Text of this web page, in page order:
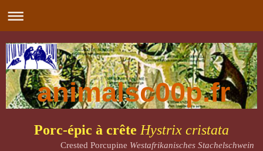
animalsc00p.fr
Porc-épic à crête Hystrix cristata
Crested Porcupine Westafrikanisches Stachelschwein